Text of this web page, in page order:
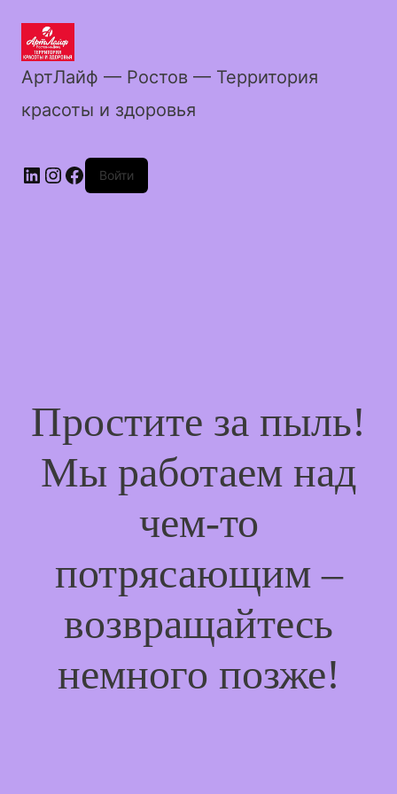
АртЛайф — Ростов — Территория
красоты и здоровья
LinkedIn
Instagram
Facebook
Войти
Простите за пыль!
Мы работаем над
чем-то
потрясающим –
возвращайтесь
немного позже!